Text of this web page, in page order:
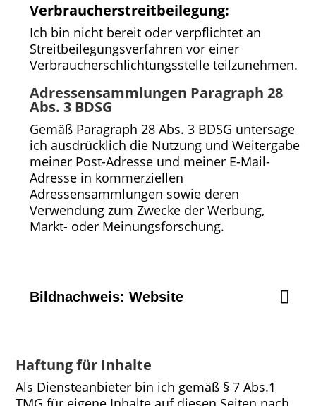
Verbraucher­streit­beilegung:
Ich bin nicht bereit oder verpflichtet an
Streitbeilegungsverfahren vor einer
Verbraucherschlichtungsstelle teilzunehmen.
Adressensammlungen Paragraph 28
Abs. 3 BDSG
Gemäß Paragraph 28 Abs. 3 BDSG untersage
ich ausdrücklich die Nutzung und Weitergabe
meiner Post-Adresse und meiner E-Mail-
Adresse in kommerziellen
Adressensammlungen sowie deren
Verwendung zum Zwecke der Werbung,
Markt- oder Meinungsforschung.
Bildnachweis: Website
Haftung für Inhalte
Als Diensteanbieter bin ich gemäß § 7 Abs.1